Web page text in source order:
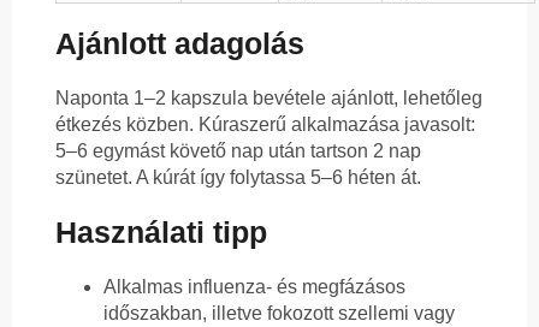
Ajánlott adagolás
Naponta 1–2 kapszula bevétele ajánlott, lehetőleg
étkezés közben. Kúraszerű alkalmazása javasolt:
5–6 egymást követő nap után tartson 2 nap
szünetet. A kúrát így folytassa 5–6 héten át.
Használati tipp
Alkalmas influenza- és megfázásos
időszakban, illetve fokozott szellemi vagy